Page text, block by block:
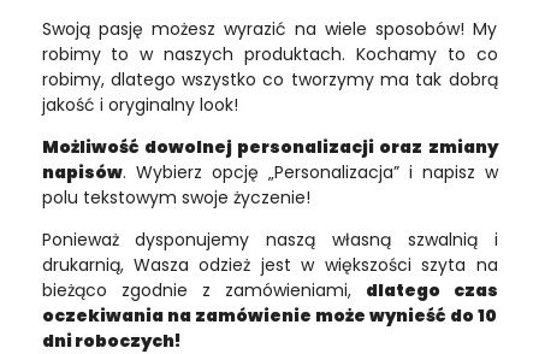
Swoją pasję możesz wyrazić na wiele sposobów! My
robimy to w naszych produktach. Kochamy to co
robimy, dlatego wszystko co tworzymy ma tak dobrą
jakość i oryginalny look!
Możliwość dowolnej personalizacji oraz zmiany
napisów. Wybierz opcję „Personalizacja” i napisz w
polu tekstowym swoje życzenie!
Ponieważ dysponujemy naszą własną szwalnią i
drukarnią, Wasza odzież jest w większości szyta na
bieżąco zgodnie z zamówieniami, dlatego czas
oczekiwania na zamówienie może wynieść do 10
dni roboczych!